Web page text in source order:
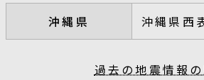
沖縄県 沖縄県西
過去の地震情報